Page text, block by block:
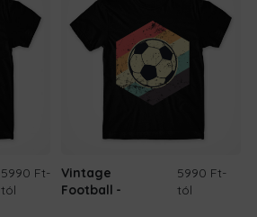
5990 Ft-
tól
Vintage
Football
5990 Ft-
tól